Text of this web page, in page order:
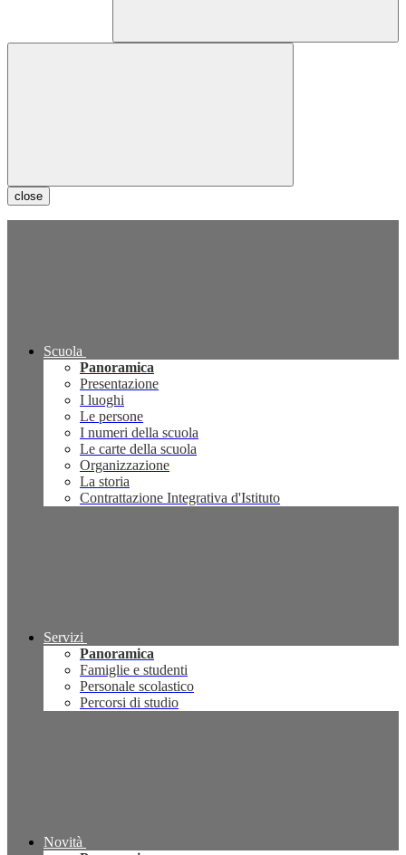
close
Scuola
Panoramica
Presentazione
I luoghi
Le persone
I numeri della scuola
Le carte della scuola
Organizzazione
La storia
Contrattazione Integrativa d'Istituto
Servizi
Panoramica
Famiglie e studenti
Personale scolastico
Percorsi di studio
Novità